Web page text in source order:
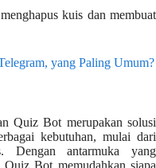
kuis dan membuat
yang Paling Umum?
Quiz Bot merupakan solusi
kebutuhan, mulai dari
Dengan antarmuka yang